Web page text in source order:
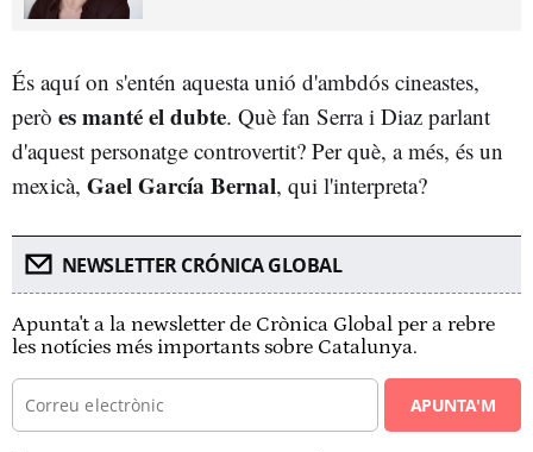
És aquí on s'entén aquesta unió d'ambdós cineastes,
però es manté el dubte. Què fan Serra i Diaz parlant
d'aquest personatge controvertit? Per què, a més, és un
mexicà, Gael García Bernal, qui l'interpreta?
NEWSLETTER CRÓNICA GLOBAL
Apunta't a la newsletter de Crònica Global per a rebre
les notícies més importants sobre Catalunya.
APUNTA'M